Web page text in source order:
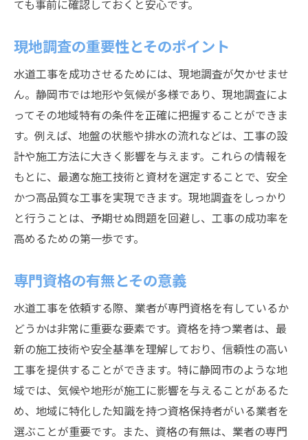
ても事前に確認しておくと安心です。
現地調査の重要性とそのポイント
水道工事を成功させるためには、現地調査が欠かせませ
ん。静岡市では地形や気候が多様であり、現地調査によ
ってその地域特有の条件を正確に把握することができま
す。例えば、地盤の状態や排水の流れなどは、工事の設
計や施工方法に大きく影響を与えます。これらの情報を
もとに、最適な施工技術と資材を選定することで、安全
かつ高品質な工事を実現できます。現地調査をしっかり
と行うことは、予期せぬ問題を回避し、工事の成功率を
高めるための第一歩です。
専門資格の有無とその意義
水道工事を依頼する際、業者が専門資格を有しているか
どうかは非常に重要な要素です。資格を持つ業者は、最
新の施工技術や安全基準を理解しており、信頼性の高い
工事を提供することができます。特に静岡市のような地
域では、気候や地形が施工に影響を与えることがあるた
め、地域に特化した知識を持つ資格保持者がいる業者を
選ぶことが重要です。また、資格の有無は、業者の専門